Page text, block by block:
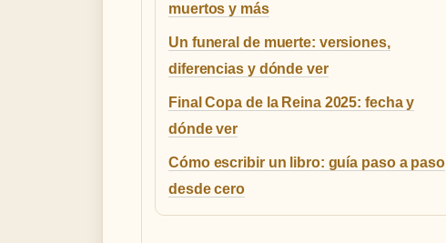
muertos y más
Un funeral de muerte: versiones,
diferencias y dónde ver
Final Copa de la Reina 2025: fecha y
dónde ver
Cómo escribir un libro: guía paso a paso
desde cero